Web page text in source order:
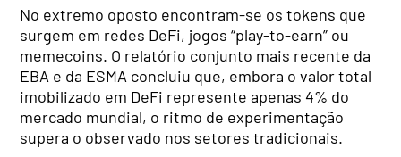
No extremo oposto encontram-se os tokens que
surgem em redes DeFi, jogos “play-to-earn” ou
memecoins. O relatório conjunto mais recente da
EBA e da ESMA concluiu que, embora o valor total
imobilizado em DeFi represente apenas 4% do
mercado mundial, o ritmo de experimentação
supera o observado nos setores tradicionais.